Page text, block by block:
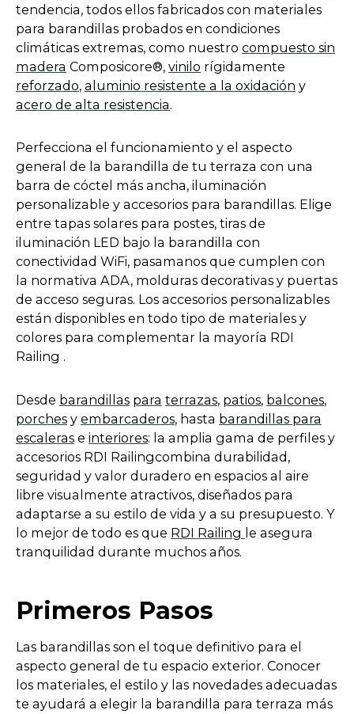
i
n
a
n
e
a
b
tendencia, todos ellos fabricados con materiales
para barandillas probados en condiciones
climáticas extremas, como nuestro compuesto sin
madera Composicore®, vinilo rígidamente
reforzado, aluminio resistente a la oxidación y
acero de alta resistencia.
Perfecciona el funcionamiento y el aspecto
general de la barandilla de tu terraza con una
barra de cóctel más ancha, iluminación
personalizable y accesorios para barandillas. Elige
entre tapas solares para postes, tiras de
iluminación LED bajo la barandilla con
conectividad WiFi, pasamanos que cumplen con
la normativa ADA, molduras decorativas y puertas
de acceso seguras. Los accesorios personalizables
están disponibles en todo tipo de materiales y
colores para complementar la mayoría RDI
Railing .
Desde barandillas para terrazas, patios, balcones,
porches y embarcaderos, hasta barandillas para
escaleras e interiores: la amplia gama de perfiles y
accesorios RDI Railingcombina durabilidad,
seguridad y valor duradero en espacios al aire
libre visualmente atractivos, diseñados para
adaptarse a su estilo de vida y a su presupuesto. Y
lo mejor de todo es que RDI Railing o
n
a
n
e
le asegura
tranquilidad durante muchos años.
Primeros Pasos
Las barandillas son el toque definitivo para el
aspecto general de tu espacio exterior. Conocer
los materiales, el estilo y las novedades adecuadas
te ayudará a elegir la barandilla para terraza más